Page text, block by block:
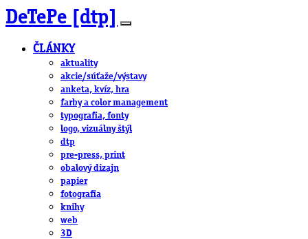
DeTePe [dtp]
ČLÁNKY
aktuality
akcie/súťaže/výstavy
anketa, kvíz, hra
farby a color management
typografia, fonty
logo, vizuálny štýl
dtp
pre-press, print
obalový dizajn
papier
fotografia
knihy
web
3D